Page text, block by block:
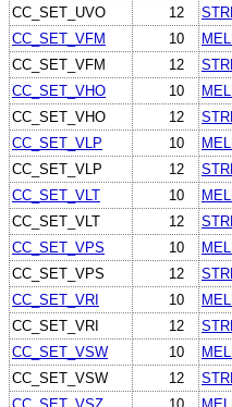
CC_SET_UVO
12
CC_SET_VFM
10
CC_SET_VFM
12
CC_SET_VHO
10
CC_SET_VHO
12
CC_SET_VLP
10
CC_SET_VLP
12
CC_SET_VLT
10
CC_SET_VLT
12
CC_SET_VPS
10
CC_SET_VPS
12
CC_SET_VRI
10
CC_SET_VRI
12
CC_SET_VSW
10
CC_SET_VSW
12